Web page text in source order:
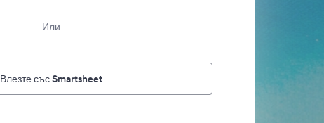
Или
Влезте със Smartsheet